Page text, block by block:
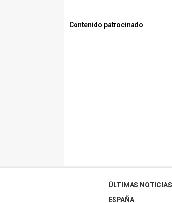
Contenido patrocinado
ÚLTIMAS NOTICIAS
ESPAÑA